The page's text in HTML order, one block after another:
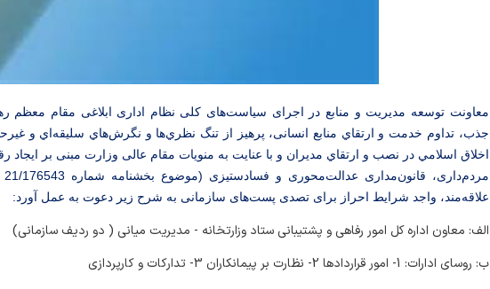
معاونت توسعه مدیریت و منابع در اجرای سیاست‌های کلی نظام اداری ابلاغی مقام معظم
جذب، تداوم خدمت و ارتقاي منابع انسانی، پرهيز از تنگ نظر‌ي‌ها و نگر‌ش‌هاي سليقه‌اي و
اخلاق اسلامي در نصب و ارتقاي مديران و با عنایت به منویات مقام عالی وزارت مبنی بر ایجاد
علاقه‌مند، واجد شرایط احراز برای تصدی پست‌های سازمانی به شرح زیر دعوت به عمل آورد:
الف: معاون اداره کل امور رفاهی و پشتیبانی ستاد وزارتخانه - مدیریت میانی ( دو ردیف سازمانی)
ب: روسای ادارات: 1- امور قراردادها 2- نظارت بر پیمانکاران 3- تدارکات و کارپردازی